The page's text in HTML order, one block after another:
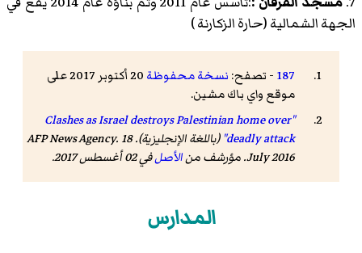
الجهة الشمالية (حارة الزكارنة )
187 - تصفح: نسخة محفوظة
20 أكتوبر 2017 على
موقع واي باك مشين.
"Clashes as Israel destroys Palestinian home over
deadly attack"
(باللغة الإنجليزية). AFP News Agency. 18
July 2016. مؤرشف من
الأصلفي 02 أغسطس 2017 .
المدارس